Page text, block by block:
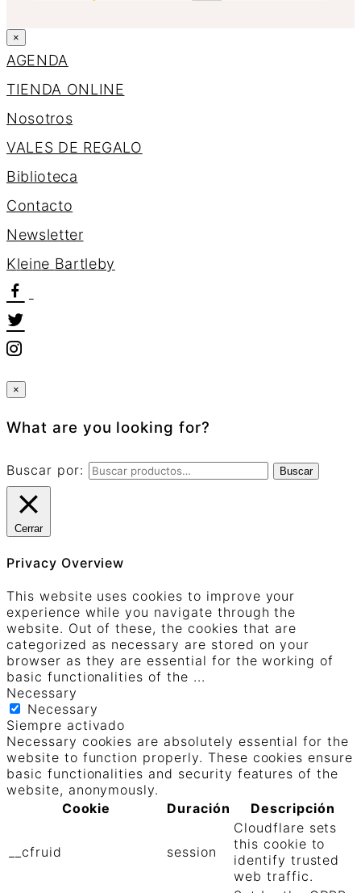
×
AGENDA
TIENDA ONLINE
Nosotros
VALES DE REGALO
Biblioteca
Contacto
Newsletter
Kleine Bartleby
×
What are you looking for?
Buscar por: Buscar
Cerrar
Privacy Overview
This website uses cookies to improve your
experience while you navigate through the
website. Out of these, the cookies that are
categorized as necessary are stored on your
browser as they are essential for the working of
basic functionalities of the ...
Necessary
Necessary
Siempre activado
Necessary cookies are absolutely essential for the
website to function properly. These cookies ensure
basic functionalities and security features of the
website, anonymously.
Cookie
Duración Descripción
__cfruid session
Cloudflare sets
this cookie to
identify trusted
web traffic.